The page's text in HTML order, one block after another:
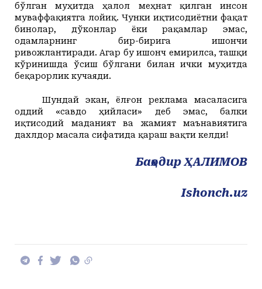
бўлган муҳитда ҳалол меҳнат қилган инсон
муваффақиятга лойиқ. Чунки иқтисодиётни фақат
бинолар, дўконлар ёки рақамлар эмас,
одамларнинг бир-бирига ишончи
ривожлантиради. Агар бу ишонч емирилса, ташқи
кўринишда ўсиш бўлгани билан ички муҳитда
беқарорлик кучаяди.
Шундай экан, ёлғон реклама масаласига
оддий «савдо ҳийласи» деб эмас, балки
иқтисодий маданият ва жамият маънавиятига
дахлдор масала сифатида қараш вақти келди!
Баҳодир ҲАЛИМОВ
Ishonch.uz